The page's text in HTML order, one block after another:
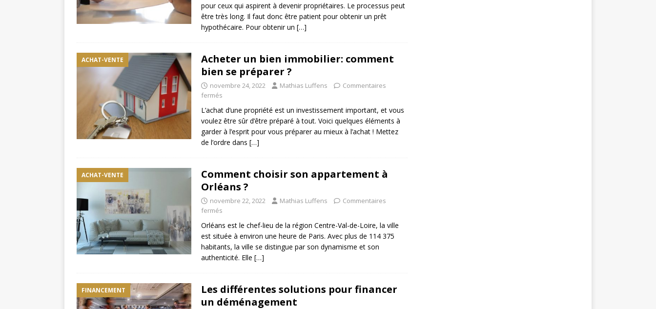
pour ceux qui aspirent à devenir propriétaires. Le processus peut
être très long. Il faut donc être patient pour obtenir un prêt
hypothécaire. Pour obtenir un […]
ACHAT-VENTE
Acheter un bien immobilier: comment
bien se préparer ?
novembre 24, 2022 Mathias Luffens
Commentaires
fermés
L’achat d’une propriété est un investissement important, et vous
voulez être sûr d’être préparé à tout. Voici quelques éléments à
garder à l’esprit pour vous préparer au mieux à l’achat ! Mettez
de l’ordre dans […]
ACHAT-VENTE
Comment choisir son appartement à
Orléans ?
novembre 22, 2022 Mathias Luffens
Commentaires
fermés
Orléans est le chef-lieu de la région Centre-Val-de-Loire, la ville
est située à environ une heure de Paris. Avec plus de 114 375
habitants, la ville se distingue par son dynamisme et son
authenticité. Elle […]
FINANCEMENT
Les différentes solutions pour financer
un déménagement